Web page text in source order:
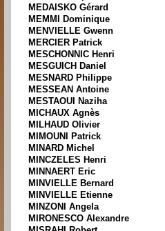
MEDAISKO Gérard
MEMMI Dominique
MENVIELLE Gwenn
MERCIER Patrick
MESCHONNIC Henri
MESGUICH Daniel
MESNARD Philippe
MESSEAN Antoine
MESTAOUI Naziha
MICHAUX Agnès
MILHAUD Olivier
MIMOUNI Patrick
MINARD Michel
MINCZELES Henri
MINNAERT Eric
MINVIELLE Bernard
MINVIELLE Etienne
MINZONI Angela
MIRONESCO Alexandre